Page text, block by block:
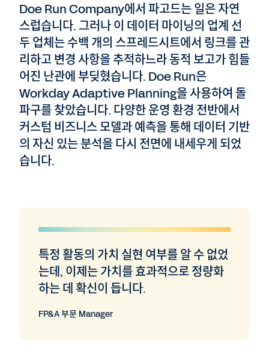
Doe Run Company에서 파고드는 일은 자연
스럽습니다. 그러나 이 데이터 마이닝의 업계 선
두 업체는 수백 개의 스프레드시트에서 링크를 관
리하고 변경 사항을 추적하느라 동적 보고가 힘들
어진 난관에 부딪혔습니다. Doe Run은
Workday Adaptive Planning을 사용하여 돌
파구를 찾았습니다. 다양한 운영 환경 전반에서
커스텀 비즈니스 모델과 예측을 통해 데이터 기반
의 자신 있는 분석을 다시 전면에 내세우게 되었
습니다.
특정 활동의 가치 실현 여부를 알 수 없었
는데, 이제는 가치를 효과적으로 정량화
하는 데 확신이 듭니다.
FP&A 부문 Manager